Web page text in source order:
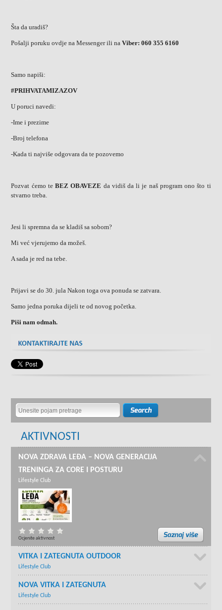
Šta da uradiš?
Pošalji poruku ovdje na Messenger ili naViber: 060 355 6160
Samo napiši:
#PRIHVATAMIZAZOV
U poruci navedi:
-Ime i prezime
-Broj telefona
-Kada ti najviše odgovara da te pozovemo
Pozvat ćemo teBEZ OBAVEZE da vidiš da li je naš program ono što ti
stvarno treba.
Jesi li spremna da se kladiš sa sobom?
Mi već vjerujemo da možeš.
A sada je red na tebe.
Prijavi se do 30. jula Nakon toga ova ponuda se zatvara.
Samo jedna poruka dijeli te od novog početka.
Piši nam odmah.
AKTIVNOSTI
NOVA ZDRAVA LEĐA – NOVA GENERACIJA
TRENINGA ZA CORE I POSTURU
Lifestyle Club
Ocjenite aktivnost
VITKA I ZATEGNUTA OUTDOOR
Lifestyle Club
NOVA VITKA I ZATEGNUTA
Lifestyle Club